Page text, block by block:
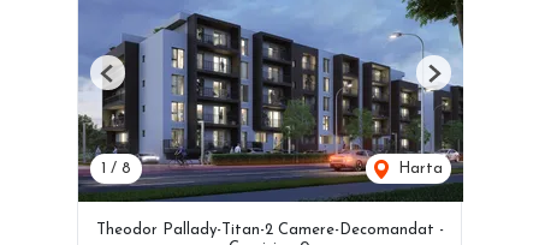
/ 8 Harta
Previous Next
Theodor Pallady-Titan-2 Camere-Decomandat -